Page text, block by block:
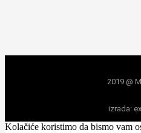
2019 @
izrada:
Kolačiće koristimo da bismo vam